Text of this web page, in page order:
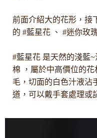
前面介紹大的花形，接
的 #藍星花 、 #迷你玫
#藍星花 是天然的淺藍
棉 ，屬於中高價位的
毛，切面的白色汁液沾
道，可以戴手套處理或